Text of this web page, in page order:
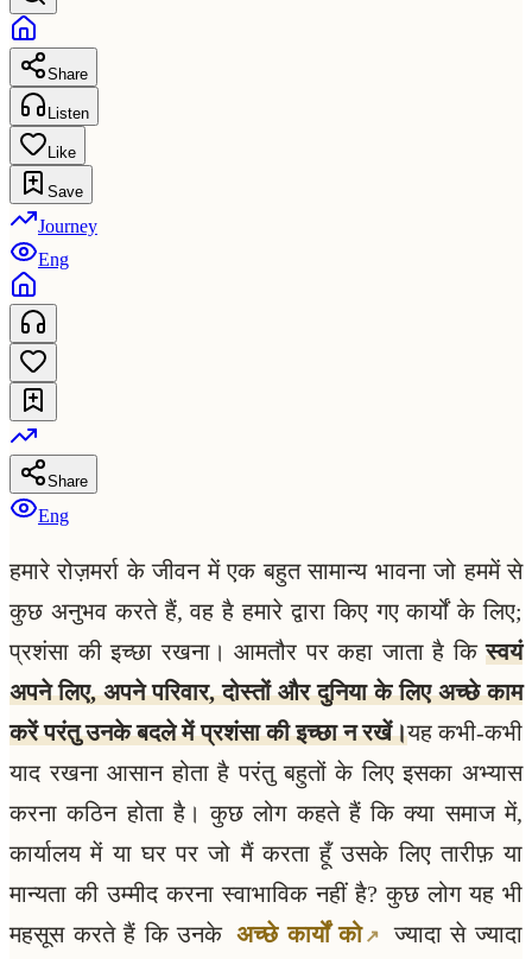
Share
Listen
Like
Save
Journey
Eng
Share
Eng
हमारे रोज़मर्रा के जीवन में एक बहुत सामान्य भावना जो हममें से
कुछ अनुभव करते हैं, वह है हमारे द्वारा किए गए कार्यों के लिए;
प्रशंसा की इच्छा रखना। आमतौर पर कहा जाता है किस्वयं
अपने लिए, अपने परिवार, दोस्तों और दुनिया के लिए अच्छे काम
करें परंतु उनके बदले में प्रशंसा की इच्छा न रखें।यह कभी-कभी
याद रखना आसान होता है परंतु बहुतों के लिए इसका अभ्यास
करना कठिन होता है। कुछ लोग कहते हैं कि क्या समाज में,
कार्यालय में या घर पर जो मैं करता हूँ उसके लिए तारीफ़ या
मान्यता की उम्मीद करना स्वाभाविक नहीं है? कुछ लोग यह भी
महसूस करते हैं कि उनके अच्छे कार्यों को
ज्यादा से ज्यादा